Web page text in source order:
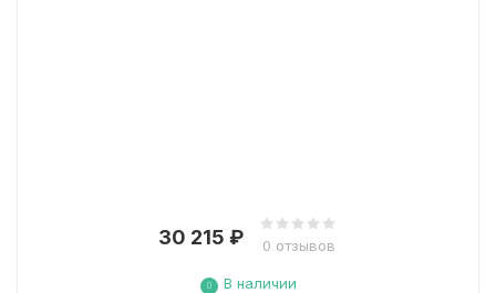
30 215 ₽ 0 отзывов
В наличии